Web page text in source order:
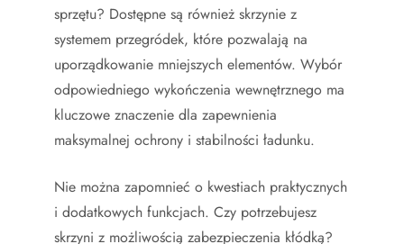
sprzętu? Dostępne są również skrzynie z
systemem przegródek, które pozwalają na
uporządkowanie mniejszych elementów. Wybór
odpowiedniego wykończenia wewnętrznego ma
kluczowe znaczenie dla zapewnienia
maksymalnej ochrony i stabilności ładunku.
Nie można zapomnieć o kwestiach praktycznych
i dodatkowych funkcjach. Czy potrzebujesz
skrzyni z możliwością zabezpieczenia kłódką?